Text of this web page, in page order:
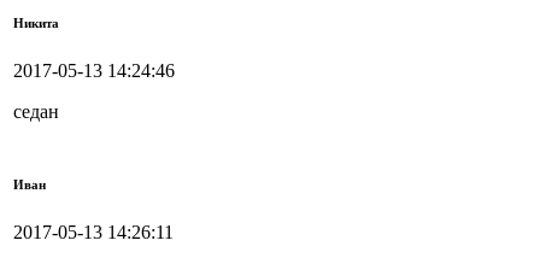
Никита
2017-05-13 14:24:46
седан
Иван
2017-05-13 14:26:11